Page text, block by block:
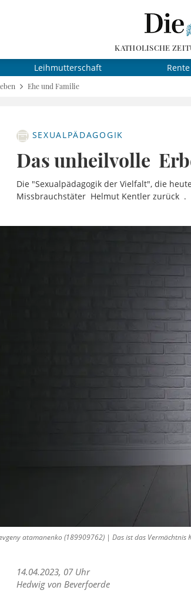
KATHOLISCHE
Leihmutterschaft Rente
Ehe und Familie
SEXUALPÄDAGOGIK
Das unheilvolle
Die "Sexualpädagogik der Vielfalt", die
Missbrauchstäter Helmut Kentler zurück .
atamanenko (189909762) | Das ist das Vermächtnis
14.04.2023, 07 Uhr
Hedwig von Beverfoerde